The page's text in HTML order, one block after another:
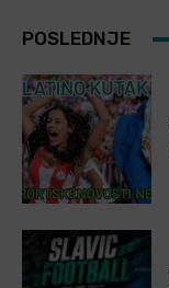
POSLEDNJE